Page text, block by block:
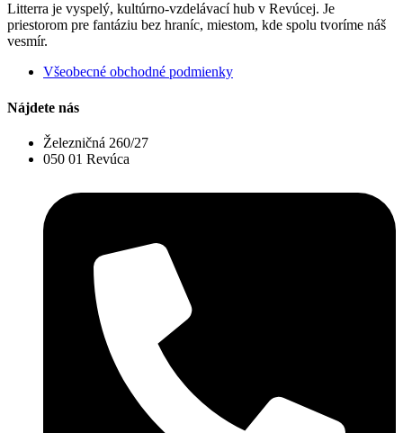
Litterra je vyspelý, kultúrno-vzdelávací hub v Revúcej. Je
priestorom pre fantáziu bez hraníc, miestom, kde spolu tvoríme náš
vesmír.
Všeobecné obchodné podmienky
Nájdete nás
Železničná 260/27
050 01 Revúca